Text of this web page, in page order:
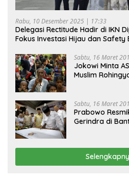
Rabu, 10 Desember 2025 | 17:33
Delegasi Rectitude Hadir di IKN
Fokus Investasi Hijau dan Safety
Sabtu, 16 Maret
Jokowi Minta
Muslim
Sabtu, 16 Maret
Prabowo
Gerindra di